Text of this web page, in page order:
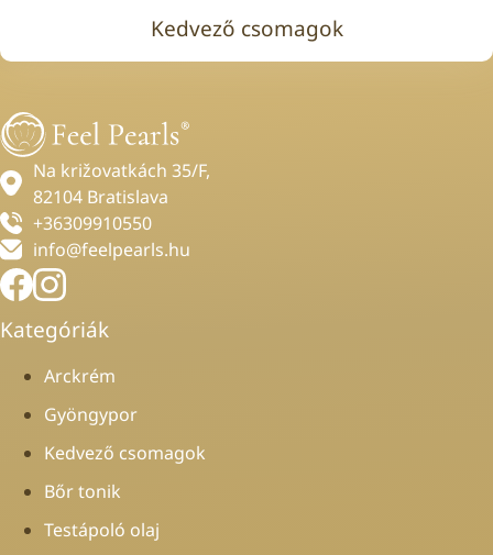
Kedvező csomagok
Na križovatkách 35/F,
82104 Bratislava
+36309910550
info@feelpearls.hu
Kategóriák
Arckrém
Gyöngypor
Kedvező csomagok
Bőr tonik
Testápoló olaj